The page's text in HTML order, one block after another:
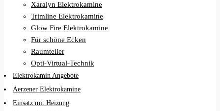
Xaralyn Elektrokamine
Trimline Elektrokamine
Glow Fire Elektrokamine
Für schöne Ecken
Raumteiler
Opti-Virtual-Technik
Elektrokamin Angebote
Aerzener Elektrokamine
Einsatz mit Heizung